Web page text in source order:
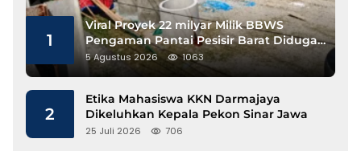
1
Viral Proyek 22 milyar Milik BBWS
Pengaman Pantai Pesisir Barat Diduga
Gunakan Besi Banci
5 Agustus 2026 1063
2
Etika Mahasiswa KKN Darmajaya
Dikeluhkan Kepala Pekon Sinar Jawa
25 Juli 2026 706